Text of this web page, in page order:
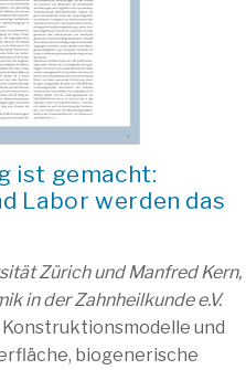
ist gemacht:
Labor werden das
Zürich und Manfred Kern,
in der Zahnheilkunde e.V.
und
biogenerische